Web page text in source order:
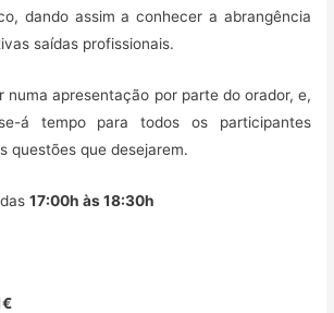
dando assim a conhecer a abrangência
saídas profissionais.
apresentação por parte do orador, e,
á tempo para todos os participantes
questões que desejarem.
17:00h às 18:30h